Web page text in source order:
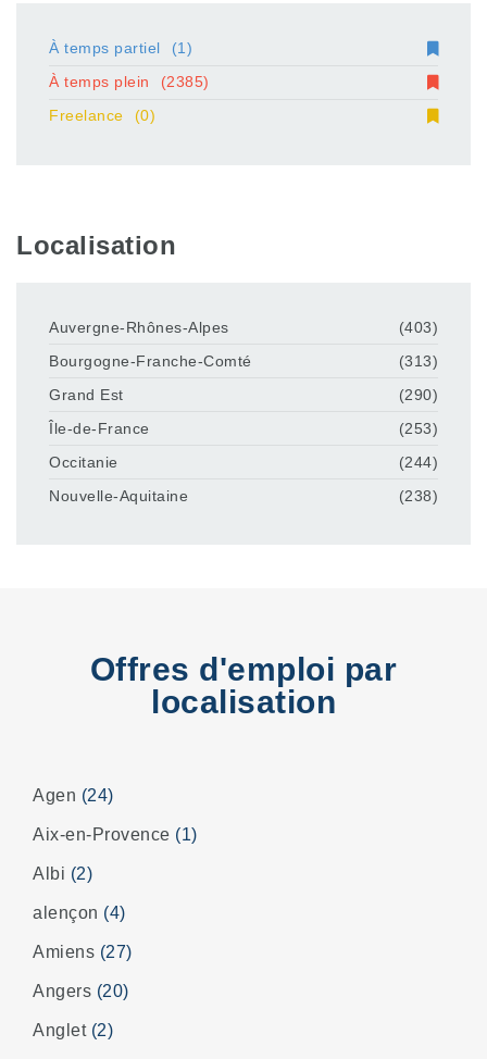
À temps partiel
(1)
À temps plein
(2385)
Freelance
(0)
Localisation
Auvergne-Rhônes-Alpes
(403)
Bourgogne-Franche-Comté
(313)
Grand Est
(290)
Île-de-France
(253)
Occitanie
(244)
Nouvelle-Aquitaine
(238)
Offres d'emploi par
localisation
Agen (24)
Aix-en-Provence (1)
Albi (2)
alençon (4)
Amiens (27)
Angers (20)
Anglet (2)